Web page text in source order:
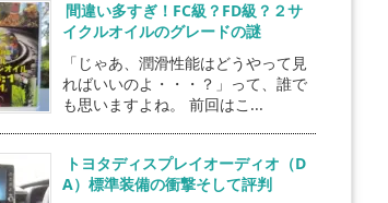
間違い多すぎ！FC級？FD級？２サ
イクルオイルのグレードの謎
「じゃあ、潤滑性能はどうやって見
ればいいのよ・・・？」って、誰で
も思いますよね。 前回はこ...
トヨタディスプレイオーディオ（D
A）標準装備の衝撃そして評判